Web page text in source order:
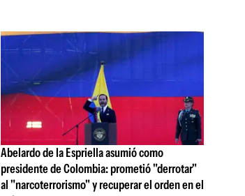
Abelardo de la Espriella asumió como
presidente de Colombia: prometió "derrotar"
al "narcoterrorismo" y recuperar el orden en el